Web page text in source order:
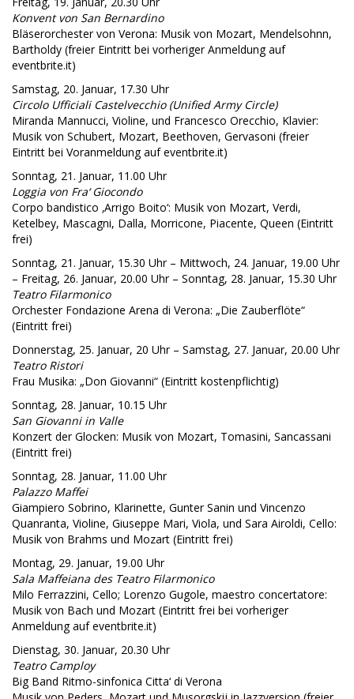
Konvent von San Bernardino
Bläserorchester von Verona: Musik von Mozart, Mendelsohnn,
Bartholdy (freier Eintritt bei vorheriger Anmeldung auf
eventbrite.it)
Samstag, 20. Januar, 17.30 Uhr
Circolo Ufficiali Castelvecchio (Unified Army Circle)
Miranda Mannucci, Violine, und Francesco Orecchio, Klavier:
Musik von Schubert, Mozart, Beethoven, Gervasoni (freier
Eintritt bei Voranmeldung auf eventbrite.it)
Sonntag, 21. Januar, 11.00 Uhr
Loggia von Fra‘ Giocondo
Corpo bandistico ‚Arrigo Boito‘: Musik von Mozart, Verdi,
Ketelbey, Mascagni, Dalla, Morricone, Piacente, Queen (Eintritt
frei)
Sonntag, 21. Januar, 15.30 Uhr – Mittwoch, 24. Januar, 19.00 Uhr
– Freitag, 26. Januar, 20.00 Uhr – Sonntag, 28. Januar, 15.30 Uhr
Teatro Filarmonico
Orchester Fondazione Arena di Verona: „Die Zauberflöte“
(Eintritt frei)
Donnerstag, 25. Januar, 20 Uhr – Samstag, 27. Januar, 20.00 Uhr
Teatro Ristori
Frau Musika: „Don Giovanni“ (Eintritt kostenpflichtig)
Sonntag, 28. Januar, 10.15 Uhr
San Giovanni in Valle
Konzert der Glocken: Musik von Mozart, Tomasini, Sancassani
(Eintritt frei)
Sonntag, 28. Januar, 11.00 Uhr
Palazzo Maffei
Giampiero Sobrino, Klarinette, Gunter Sanin und Vincenzo
Quanranta, Violine, Giuseppe Mari, Viola, und Sara Airoldi, Cello:
Musik von Brahms und Mozart (Eintritt frei)
Montag, 29. Januar, 19.00 Uhr
Sala Maffeiana des Teatro Filarmonico
Milo Ferrazzini, Cello; Lorenzo Gugole, maestro concertatore:
Musik von Bach und Mozart (Eintritt frei bei vorheriger
Anmeldung auf eventbrite.it)
Dienstag, 30. Januar, 20.30 Uhr
Teatro Camploy
Big Band Ritmo-sinfonica Citta‘ di Verona